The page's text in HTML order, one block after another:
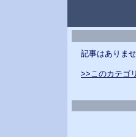
記事はありま
>>このカテゴ